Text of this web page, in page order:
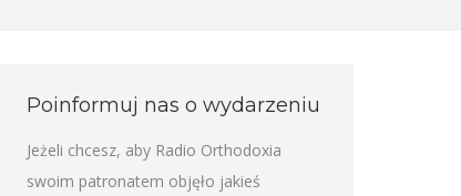
Poinformuj nas o wydarzeniu
Jeżeli chcesz, aby Radio Orthodoxia
swoim patronatem objęło jakieś